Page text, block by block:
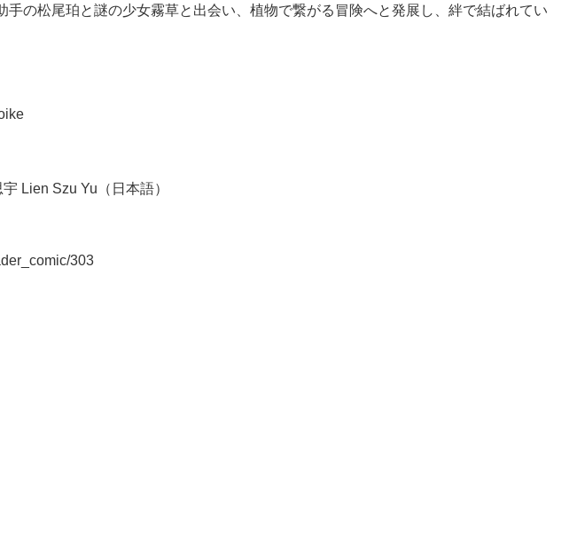
手の松尾珀と謎の少女霧草と出会い、植物で繋がる冒険へと発展し、絆で結ばれてい
Lien Szu Yu（日本語）
303